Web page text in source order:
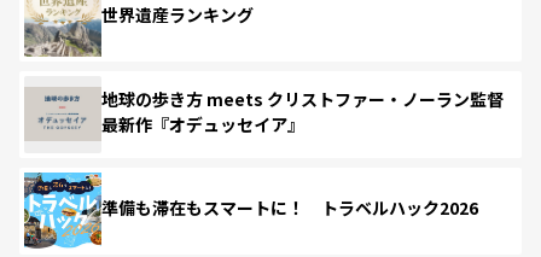
世界遺産ランキング
地球の歩き方 meets クリストファー・ノーラン監督
最新作『オデュッセイア』
準備も滞在もスマートに！ トラベルハック2026